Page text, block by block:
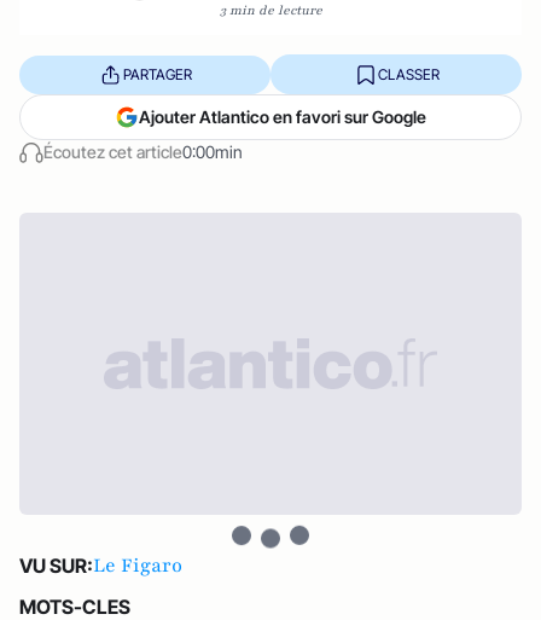
3 min de lecture
Écoutez cet article0:00min
PARTAGER CLASSER
Ajouter Atlantico en favori sur Google
VU SUR:Le Figaro
MOTS-CLES